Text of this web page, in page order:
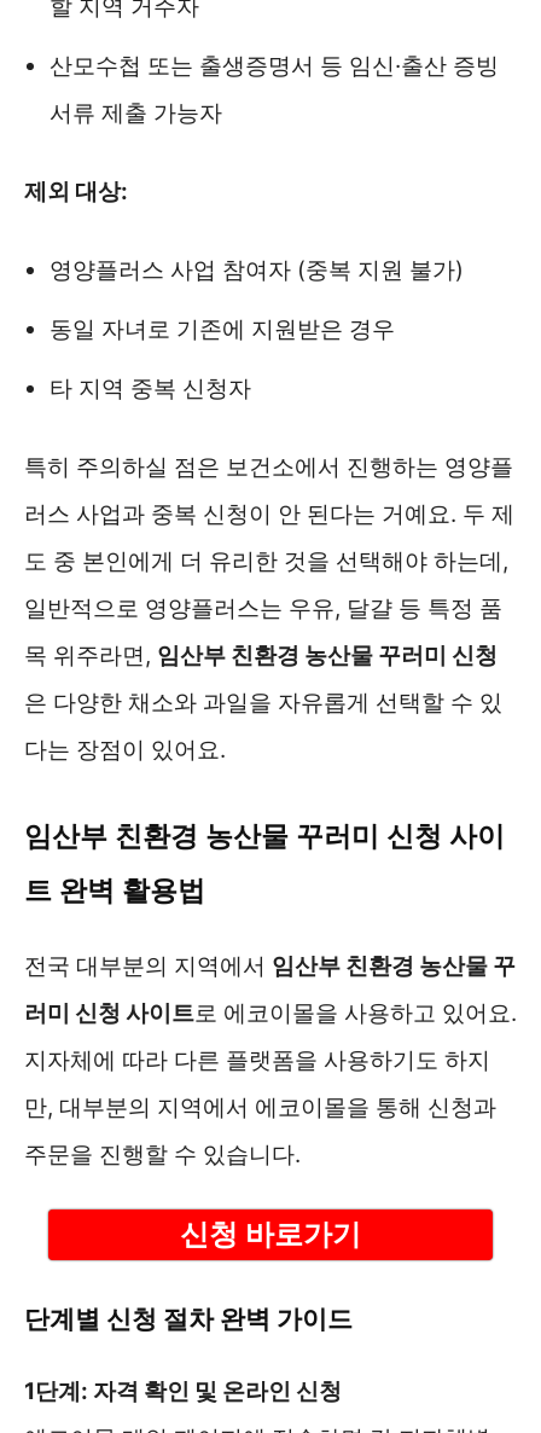
할 지역 거주자
산모수첩 또는 출생증명서 등 임신·출산 증빙
서류 제출 가능자
제외 대상:
영양플러스 사업 참여자 (중복 지원 불가)
동일 자녀로 기존에 지원받은 경우
타 지역 중복 신청자
특히 주의하실 점은 보건소에서 진행하는 영양플
러스 사업과 중복 신청이 안 된다는 거예요. 두 제
도 중 본인에게 더 유리한 것을 선택해야 하는데,
일반적으로 영양플러스는 우유, 달걀 등 특정 품
목 위주라면, 임산부 친환경 농산물 꾸러미 신청
은 다양한 채소와 과일을 자유롭게 선택할 수 있
다는 장점이 있어요.
임산부 친환경 농산물 꾸러미 신청 사이
트 완벽 활용법
전국 대부분의 지역에서 임산부 친환경 농산물 꾸
러미 신청 사이트로 에코이몰을 사용하고 있어요.
지자체에 따라 다른 플랫폼을 사용하기도 하지
만, 대부분의 지역에서 에코이몰을 통해 신청과
주문을 진행할 수 있습니다.
신청 바로가기
단계별 신청 절차 완벽 가이드
1단계: 자격 확인 및 온라인 신청